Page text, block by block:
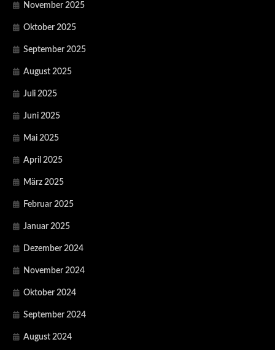
November 2025
Oktober 2025
September 2025
August 2025
Juli 2025
Juni 2025
Mai 2025
April 2025
März 2025
Februar 2025
Januar 2025
Dezember 2024
November 2024
Oktober 2024
September 2024
August 2024